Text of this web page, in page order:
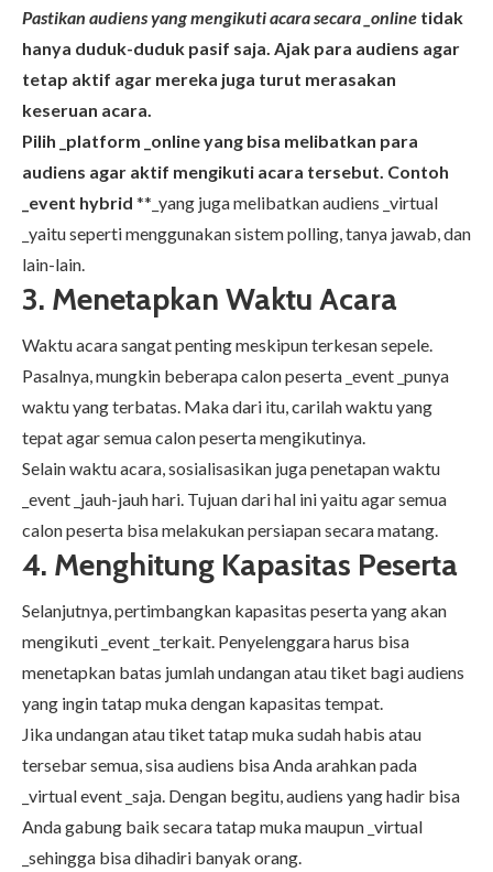
Pastikan audiens yang mengikuti acara secara _online tidak
hanya duduk-duduk pasif saja. Ajak para audiens agar
tetap aktif agar mereka juga turut merasakan
keseruan acara.
Pilih _platform _online yang bisa melibatkan para
audiens agar aktif mengikuti acara tersebut. Contoh
_event hybrid **_yang juga melibatkan audiens _virtual
_yaitu seperti menggunakan sistem polling, tanya jawab, dan
lain-lain.
3. Menetapkan Waktu Acara
Waktu acara sangat penting meskipun terkesan sepele.
Pasalnya, mungkin beberapa calon peserta _event _punya
waktu yang terbatas. Maka dari itu, carilah waktu yang
tepat agar semua calon peserta mengikutinya.
Selain waktu acara, sosialisasikan juga penetapan waktu
_event _jauh-jauh hari. Tujuan dari hal ini yaitu agar semua
calon peserta bisa melakukan persiapan secara matang.
4. Menghitung Kapasitas Peserta
Selanjutnya, pertimbangkan kapasitas peserta yang akan
mengikuti _event _terkait. Penyelenggara harus bisa
menetapkan batas jumlah undangan atau tiket bagi audiens
yang ingin tatap muka dengan kapasitas tempat.
Jika undangan atau tiket tatap muka sudah habis atau
tersebar semua, sisa audiens bisa Anda arahkan pada
_virtual event _saja. Dengan begitu, audiens yang hadir bisa
Anda gabung baik secara tatap muka maupun _virtual
_sehingga bisa dihadiri banyak orang.